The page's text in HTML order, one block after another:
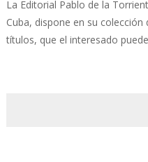
La Editorial Pablo de la
Cuba, dispone en su
títulos, que el interesado